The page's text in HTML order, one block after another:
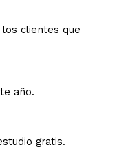
clientes que
año.
gratis.